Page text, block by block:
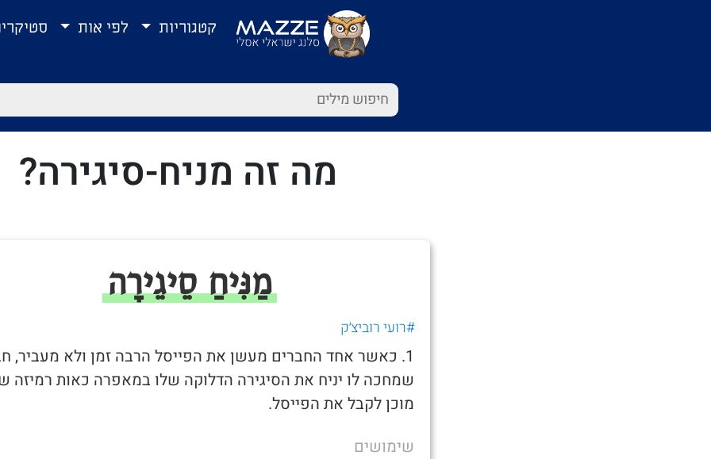
קטגוריות לפי אות
מה זה מניח-סיגירה?
מַנִּיחַ סֵיגֵירָה
#רועי רוביצ׳ק
1. כאשר אחד החברים מעשן את הפייסל הרבה זמן ולא מעביר,
שמחכה לו יניח את הסיגירה הדלוקה שלו במאפרה כאות רמיזה
מוכן לקבל את הפייסל.
שימושים